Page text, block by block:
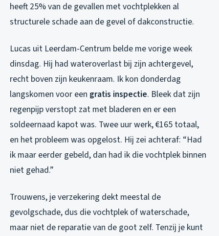
heeft 25% van de gevallen met vochtplekken al
structurele schade aan de gevel of dakconstructie.
Lucas uit Leerdam-Centrum belde me vorige week
dinsdag. Hij had wateroverlast bij zijn achtergevel,
recht boven zijn keukenraam. Ik kon donderdag
langskomen voor een gratis inspectie. Bleek dat zijn
regenpijp verstopt zat met bladeren en er een
soldeernaad kapot was. Twee uur werk, €165 totaal,
en het probleem was opgelost. Hij zei achteraf: “Had
ik maar eerder gebeld, dan had ik die vochtplek binnen
niet gehad.”
Trouwens, je verzekering dekt meestal de
gevolgschade, dus die vochtplek of waterschade,
maar niet de reparatie van de goot zelf. Tenzij je kunt